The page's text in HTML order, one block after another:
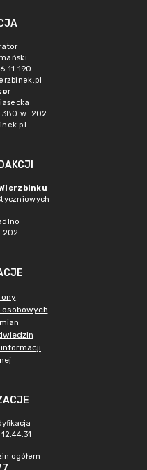
11 190
380 w. 202
202
osobowych
ogółem